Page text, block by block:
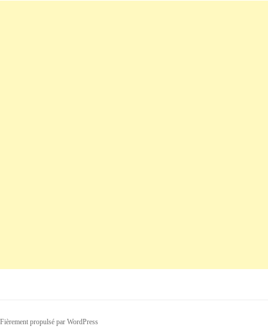
Fièrement propulsé par WordPress